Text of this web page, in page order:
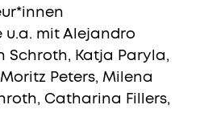
u.a. mit Alejandro
Schroth, Katja Paryla,
Peters, Milena
Catharina Fillers,